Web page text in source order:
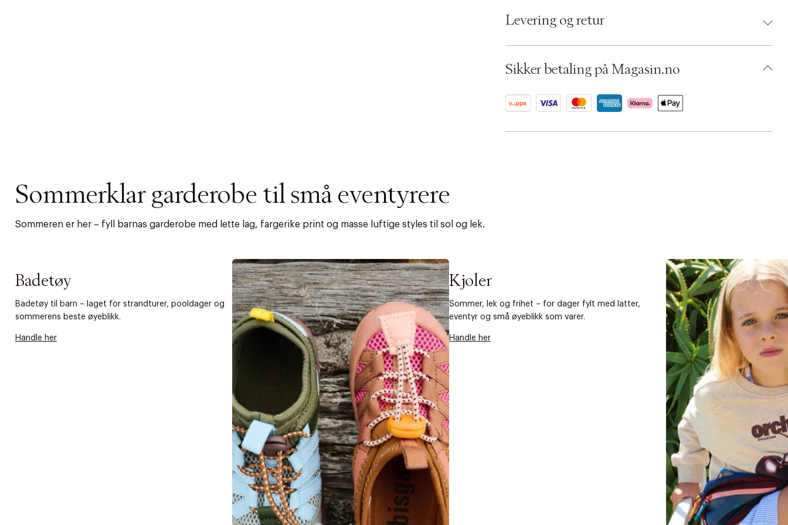
s
l
c
i
EAN: 8008324106271
Ax numbers: 06587445
Levering og retur
Sikker betaling på Magasin.no
Sommerklar garderobe til små eventyrere
Sommeren er her – fyll barnas garderobe med lette lag, fargerike print og masse luftige styles til sol og lek.
Badetøy
Badetøy til barn – laget for strandturer, pooldager og
sommerens beste øyeblikk.
Handle her
Kjoler
Sommer, lek og frihet – for dager fylt med latter,
eventyr og små øyeblikk som varer.
Handle her